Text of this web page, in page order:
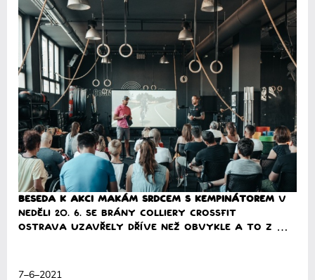
BESEDA k akci MAKÁM SRDCEM s Kempinátorem V
neděli 20. 6. se brány Colliery CrossFit
Ostrava uzavřely dříve než obvykle a to z …
7–6–2021